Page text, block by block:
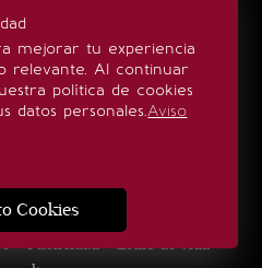
mejorar tu experiencia
relevante. Al continuar
política de cookies
datos personales.Aviso
Cookies
SÍGUENOS
somos
Publicidad
Estilo de vida